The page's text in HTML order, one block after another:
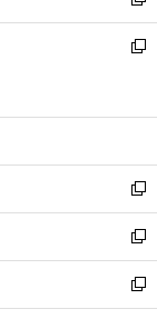
開
く
ウ
で
ン
ド
開
し
い
ン
ウ
で
開
く
新
ウ
ン
ド
ウ
で
開
く
新
し
い
ウ
ィ
ン
新
し
い
ウ
新
し